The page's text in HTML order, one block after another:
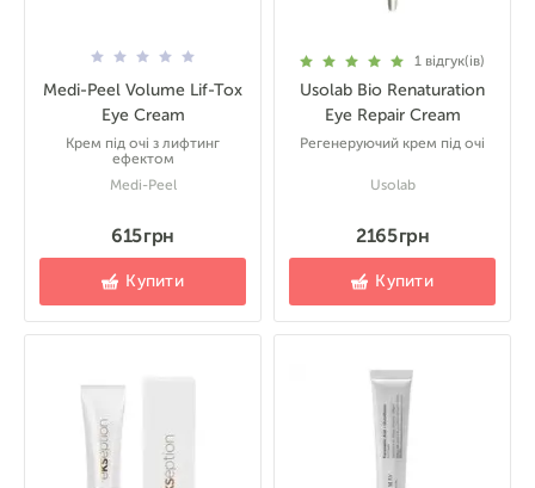
Medi-Peel Volume Lif-Tox
Eye Cream
Крем під очі з лифтинг
ефектом
Medi-Peel
615 грн
Купити
1 відгук(ів)
Usolab Bio Renaturation
Eye Repair Cream
Регенеруючий крем під очі
Usolab
2165 грн
Купити